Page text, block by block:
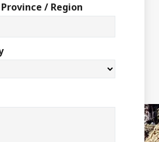
/ Region